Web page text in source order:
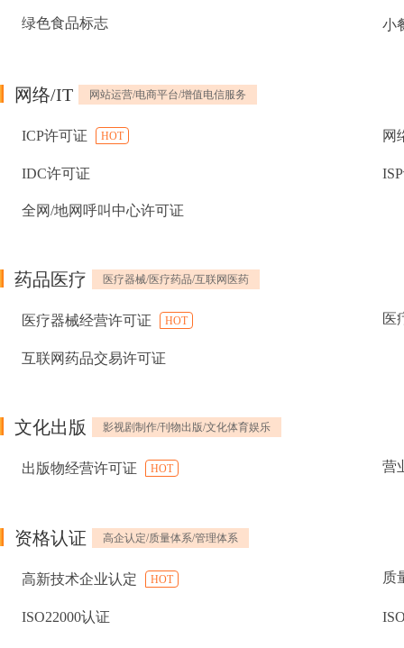
绿色食品标志 小
网络/IT 网站运营/电商平台/增值电信服务
ICP许可证 HOT 网
IDC许可证
全网/地网呼叫中心许可证
药品医疗 医疗器械/医疗药品/互联网医药
医疗器械经营许可证 HOT 医
互联网药品交易许可证
文化出版 影视剧制作/刊物出版/文化体育娱乐
出版物经营许可证 HOT 营
资格认证 高企认定/质量体系/管理体系
高新技术企业认定 HOT 质
ISO22000认证